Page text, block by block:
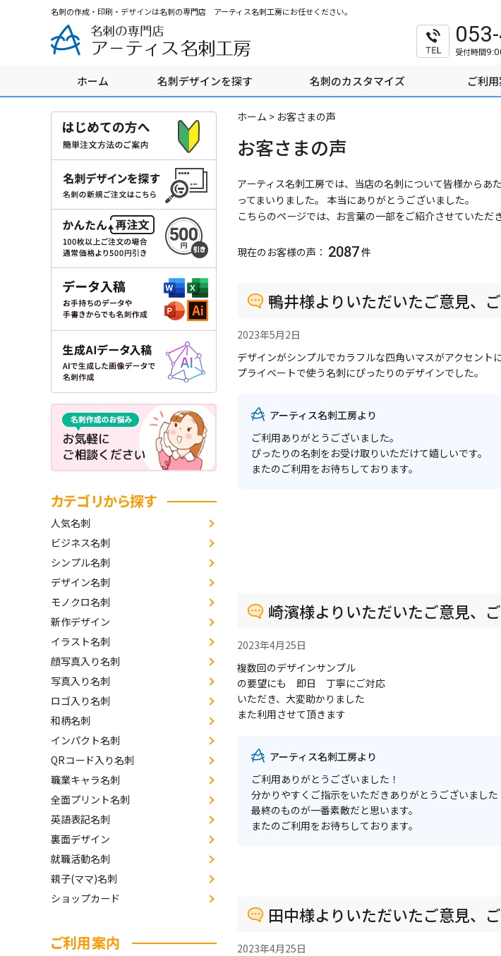
ビ
ゲ
名刺の作成・印刷・デザインは名刺の専門店 アーティス名刺工房にお任せください。
受付時間
ホーム 名刺デザインを探す 名刺のカスタマイズ ご利
ホーム > お客さまの声
お客さまの声
アーティス名刺工房では、当店の名刺について皆様から
ってまいりました。 本当にありがとうございました。
こちらのページでは、お言葉の一部をご紹介させていただ
現在のお客様の声： 2087件
鴨井様よりいただいたご意見、
2023年5月2日
デザインがシンプルでカラフルな四角いマスがアクセントに
プライベートで使う名刺にぴったりのデザインでした。
アーティス名刺工房より
ご利用ありがとうございました。
ぴったりの名刺をお受け取りいただけて嬉しいです。
またのご利用をお待ちしております。
崎濱様よりいただいたご意見、
2023年4月25日
複数回のデザインサンプル
の要望にも 即日 丁寧にご対応
いただき、大変助かりました
また利用させて頂きます
アーティス名刺工房より
ご利用ありがとうございました！
分かりやすくご指示をいただきありがとうございました
最終のものが一番素敵だと思います。
またのご利用をお待ちしております。
田中様よりいただいたご意見、
2023年4月25日
カテゴリから探す
人気名刺
ビジネス名刺
シンプル名刺
デザイン名刺
モノクロ名刺
新作デザイン
イラスト名刺
顔写真入り名刺
写真入り名刺
ロゴ入り名刺
和柄名刺
インパクト名刺
QRコード入り名刺
職業キャラ名刺
全面プリント名刺
英語表記名刺
裏面デザイン
就職活動名刺
親子(ママ)名刺
ショップカード
ご利用案内